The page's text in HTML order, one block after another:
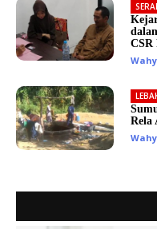
CSR
Rela